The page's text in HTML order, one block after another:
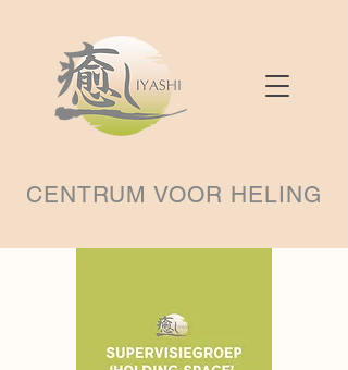
CENTRUM VOOR HELING